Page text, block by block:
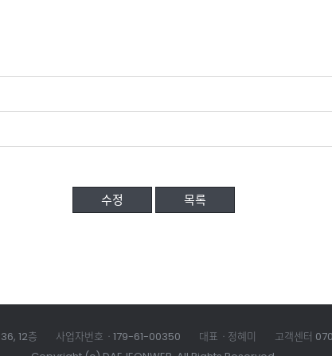
수정 목록
12층 사업자번호ㆍ179-61-00350 대표ㆍ정혜미 고객센터